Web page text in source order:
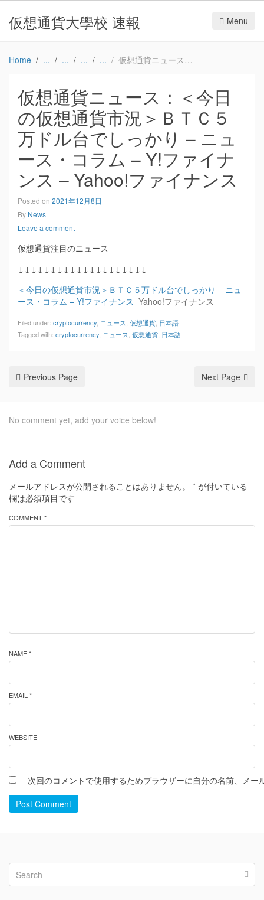
仮想通貨大學校 速報 Menu
Home 仮想通貨ニュース：＜今日の仮想通貨市況＞ＢＴＣ５万ドル台でしっかり – ニュース・コラム – Y!ファイナンス – Yahoo!ファイナンス
仮想通貨ニュース：＜今日
の仮想通貨市況＞ＢＴＣ５
万ドル台でしっかり – ニュ
ース・コラム – Y!ファイナ
ンス – Yahoo!ファイナンス
Posted on 2021年12月8日
By News
Leave a comment
仮想通貨注目のニュース
↓↓↓↓↓↓↓↓↓↓↓↓↓↓↓↓↓↓↓↓
＜今日の仮想通貨市況＞ＢＴＣ５万ドル台でしっかり – ニュ
ース・コラム – Y!ファイナンス Yahoo!ファイナンス
Filed under: cryptocurrency ニュース 仮想通貨 日本語
Tagged with: cryptocurrency ニュース 仮想通貨 日本語
Previous Page Next Page
No comment yet, add your voice below!
Add a Comment
メールアドレスが公開されることはありません。 * が付いている
欄は必須項目です
COMMENT *
NAME *
EMAIL *
WEBSITE
次回のコメントで使用するためブラウザーに自分の名前、メー
Post Comment